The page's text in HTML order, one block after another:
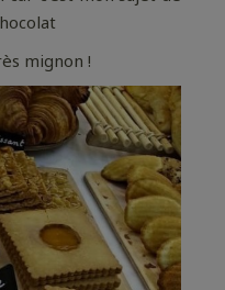
mignon !